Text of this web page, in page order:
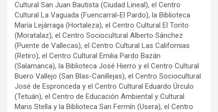
Cultural San Juan Bautista (Ciudad Lineal), el Centro
Cultural La Vaguada (Fuencarral-El Pardo), la Biblioteca
María Lejárraga (Hortaleza), el Centro Cultural El Torito
(Moratalaz), el Centro Sociocultural Alberto Sánchez
(Puente de Vallecas), el Centro Cultural Las Californias
(Retiro), el Centro Cultural Emilia Pardo Bazán
(Salamanca), la Biblioteca José Hierro y el Centro Cultural
Buero Vallejo (San Blas-Canillejas), el Centro Sociocultural
José de Espronceda y el Centro Cultural Eduardo Úrculo
(Tetuán), el Centro de Educación Ambiental y Cultural
Maris Stella y la Biblioteca San Fermín (Usera), el Centro